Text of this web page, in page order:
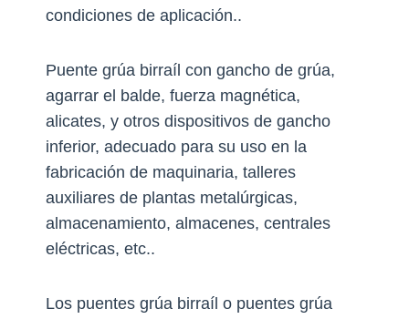
condiciones de aplicación..
Puente grúa birraíl con gancho de grúa,
agarrar el balde, fuerza magnética,
alicates, y otros dispositivos de gancho
inferior, adecuado para su uso en la
fabricación de maquinaria, talleres
auxiliares de plantas metalúrgicas,
almacenamiento, almacenes, centrales
eléctricas, etc..
Los puentes grúa birraíl o puentes grúa